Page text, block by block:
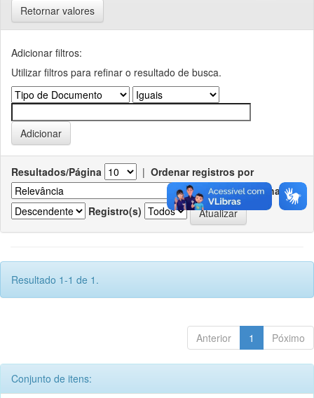
Retornar valores
Adicionar filtros:
Utilizar filtros para refinar o resultado de busca.
Resultados/Página | Ordenar registros por
Ordenar
Registro(s)
Resultado 1-1 de 1.
Anterior 1 Póximo
Conjunto de itens: